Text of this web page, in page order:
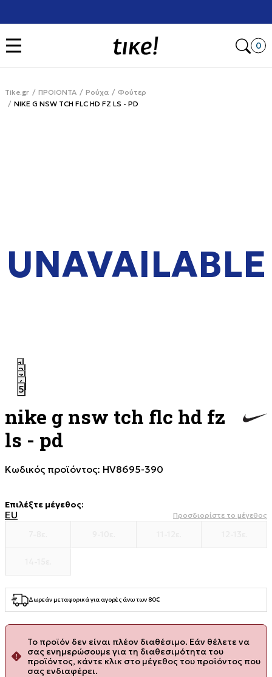
0
Tike.gr ΠΡΟΙΟΝΤΑ Ρούχα
Φούτερ
NIKE G NSW TCH FLC HD FZ LS - PD
1
2
3
4
5
UNAVAILABLE
nike g nsw tch flc hd fz
ls - pd
Κωδικός προϊόντος: HV8695-390
Επιλέξτε μέγεθος:
EU Προσδιορίστε το μέγεθος
Δωρεάν μεταφορικά για αγορές άνω των 80€
Το προϊόν δεν είναι πλέον διαθέσιμο. Εάν θέλετε να
σας ενημερώσουμε για τη διαθεσιμότητα του
προϊόντος, κάντε κλικ στο μέγεθος του προϊόντος που
σας ενδιαφέρει.